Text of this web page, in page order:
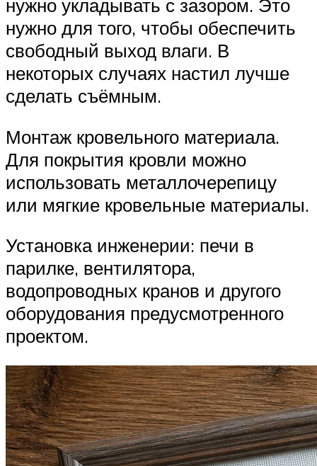
нужно укладывать с зазором. Это
нужно для того, чтобы обеспечить
свободный выход влаги. В
некоторых случаях настил лучше
сделать съёмным.
Монтаж кровельного материала.
Для покрытия кровли можно
использовать металлочерепицу
или мягкие кровельные материалы.
Установка инженерии: печи в
парилке, вентилятора,
водопроводных кранов и другого
оборудования предусмотренного
проектом.